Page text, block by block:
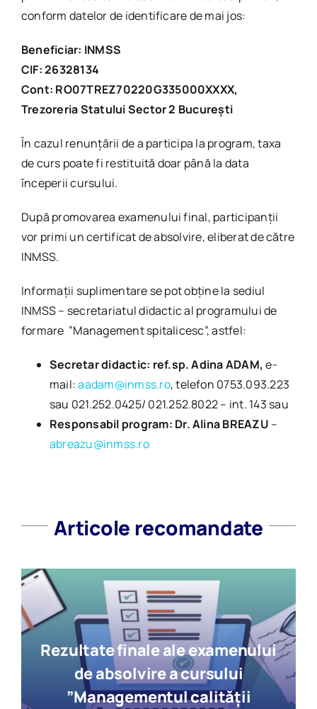
conform datelor de identificare de mai jos:
Beneficiar: INMSS
CIF: 26328134
Cont: RO07TREZ70220G335000XXXX,
Trezoreria Statului Sector 2 Bucureşti
În cazul renunţării de a participa la program, taxa
de curs poate fi restituită doar până la data
începerii cursului.
După promovarea examenului final, participanţii
vor primi un certificat de absolvire, eliberat de către
INMSS.
Informaţii suplimentare se pot obţine la sediul
INMSS – secretariatul didactic al programului de
formare ”Management spitalicesc”, astfel:
Secretar didactic: ref.sp. Adina ADAM, e-
mail:aadam@inmss.ro, telefon 0753.093.223
sau 021.252.0425/ 021.252.8022 – int. 143 sau
Responsabil program: Dr. Alina BREAZU –
abreazu@inmss.ro
Articole recomandate
Rezultate finale ale examenului
de absolvire a cursului
”Managementul calității